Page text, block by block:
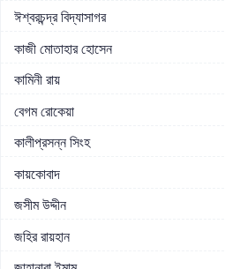
ঈশ্বরচন্দ্র বিদ্যাসাগর
কাজী মোতাহার হোসেন
কামিনী রায়
বেগম রোকেয়া
কালীপ্রসন্ন সিংহ
কায়কোবাদ
জসীম উদ্দীন
জহির রায়হান